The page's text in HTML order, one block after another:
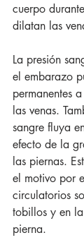
cuerpo
dilatan las
La presión
el embarazo
permanentes
las venas.
sangre fluya
efecto de la
las piernas.
el motivo por
circulatorios
tobillos y en
pierna.